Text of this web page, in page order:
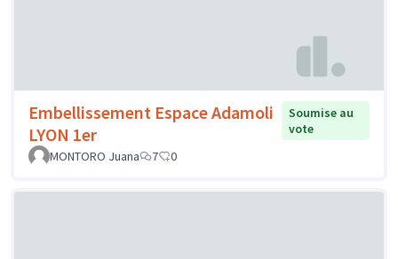
Embellissement Espace Adamoli
LYON 1er
Soumise au
vote
MONTORO Juana
7 0